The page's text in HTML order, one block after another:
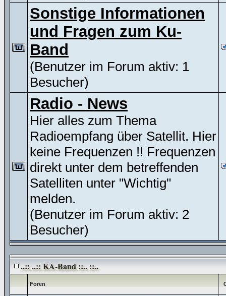
Sonstige Informationen
und Fragen zum Ku-
Band
(Benutzer im Forum aktiv: 1
Besucher)
Radio - News
Hier alles zum Thema
Radioempfang über Satellit. Hier
keine Frequenzen !! Frequenzen
direkt unter dem betreffenden
Satelliten unter "Wichtig"
melden.
(Benutzer im Forum aktiv: 2
Besucher)
..:: ..:: KA-Band ::.. ::..
Foren